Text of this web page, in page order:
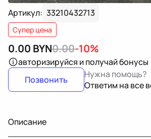
Артикул: 33210432713
Супер цена
0.00 BYN0.00-10%
авторизируйся и получай бонусы
Позвонить
Нужна помощь?
Ответим на все
Описание